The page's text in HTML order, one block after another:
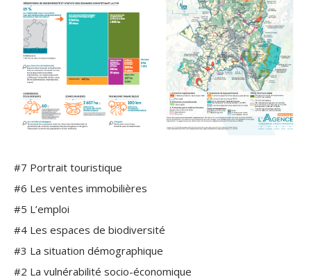
#7 Portrait touristique
#6 Les ventes immobilières
#5 L’emploi
#4 Les espaces de biodiversité
#3 La situation démographique
#2 La vulnérabilité socio-économique